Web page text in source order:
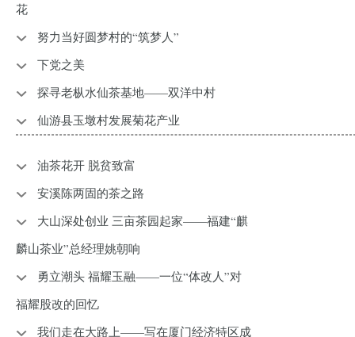
花
努力当好圆梦村的“筑梦人”
下党之美
探寻老枞水仙茶基地——双洋中村
仙游县玉墩村发展菊花产业
​油茶花开 脱贫致富
安溪陈两固的茶之路
大山深处创业 三亩茶园起家——福建“麒
麟山茶业”总经理姚朝响
勇立潮头 福耀玉融——一位“体改人”对
福耀股改的回忆
我们走在大路上——写在厦门经济特区成